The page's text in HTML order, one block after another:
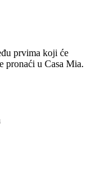
prvima koji će
pronaći u Casa Mia.